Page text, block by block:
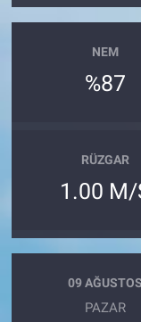
NEM
%87
RÜZGAR
1.00 M/
09 AĞUSTOS
PAZAR